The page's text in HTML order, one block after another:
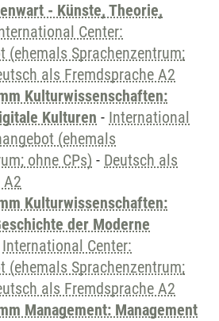
- Künste, Theorie,
Center:
(ehemals Sprachenzentrum;
als Fremdsprache A2
Kulturwissenschaften:
Kulturen - International
(ehemals
ohne CPs) - Deutsch als
A2
Kulturwissenschaften:
der Moderne
International Center:
(ehemals Sprachenzentrum;
als Fremdsprache A2
Management: Management